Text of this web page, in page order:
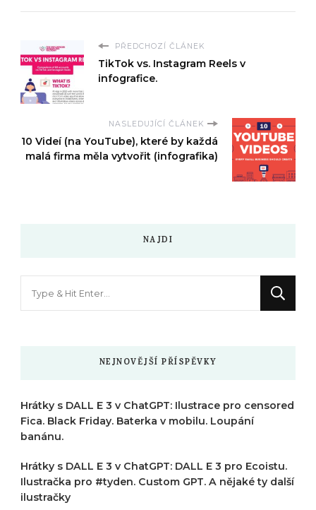
PŘEDCHOZÍ ČLÁNEK
TikTok vs. Instagram Reels v
infografice.
NASLEDUJÍCÍ ČLÁNEK
10 Videí (na YouTube), které by každá
malá firma měla vytvořit (infografika)
NAJDI
NEJNOVĚJŠÍ PŘÍSPĚVKY
Hrátky s DALL E 3 v ChatGPT: Ilustrace pro censored
Fica. Black Friday. Baterka v mobilu. Loupání
banánu.
Hrátky s DALL E 3 v ChatGPT: DALL E 3 pro Ecoistu.
Ilustračka pro #tyden. Custom GPT. A nějaké ty další
ilustračky